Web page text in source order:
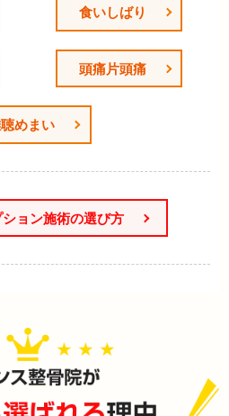
食いしばり
頭痛片頭痛
めまい
ョン施術の選び方